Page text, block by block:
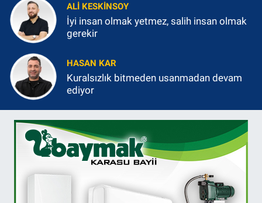
ALI KESKINSOY
İyi insan olmak yetmez, salih insan olmak
gerekir
HASAN KAR
Kuralsızlık bitmeden usanmadan devam
ediyor